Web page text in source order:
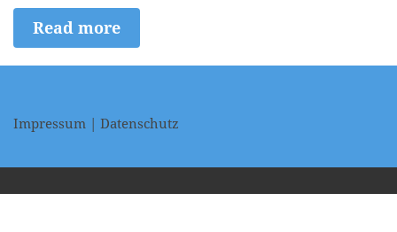
Read more
Impressum Datenschutz